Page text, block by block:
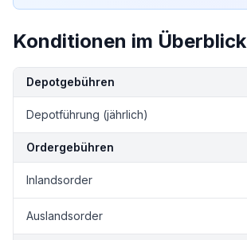
Konditionen im Überblick
KonditionDetails
Depotgebühren
Depotführung (jährlich)
Ordergebühren
Inlandsorder
Auslandsorder